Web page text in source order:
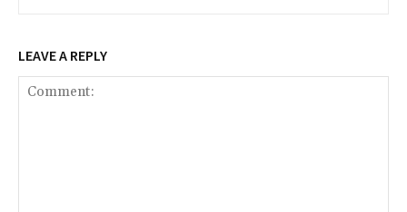
LEAVE A REPLY